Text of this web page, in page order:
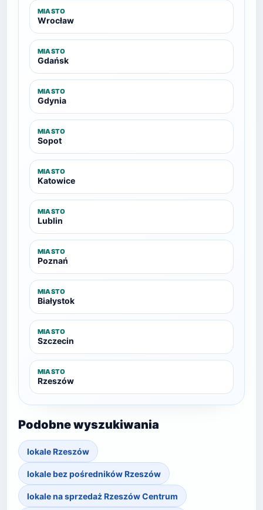
MIASTO
Wrocław
MIASTO
Gdańsk
MIASTO
Gdynia
MIASTO
Sopot
MIASTO
Katowice
MIASTO
Lublin
MIASTO
Poznań
MIASTO
Białystok
MIASTO
Szczecin
MIASTO
Rzeszów
Podobne wyszukiwania
lokale Rzeszów
lokale bez pośredników Rzeszów
lokale na sprzedaż Rzeszów Centrum